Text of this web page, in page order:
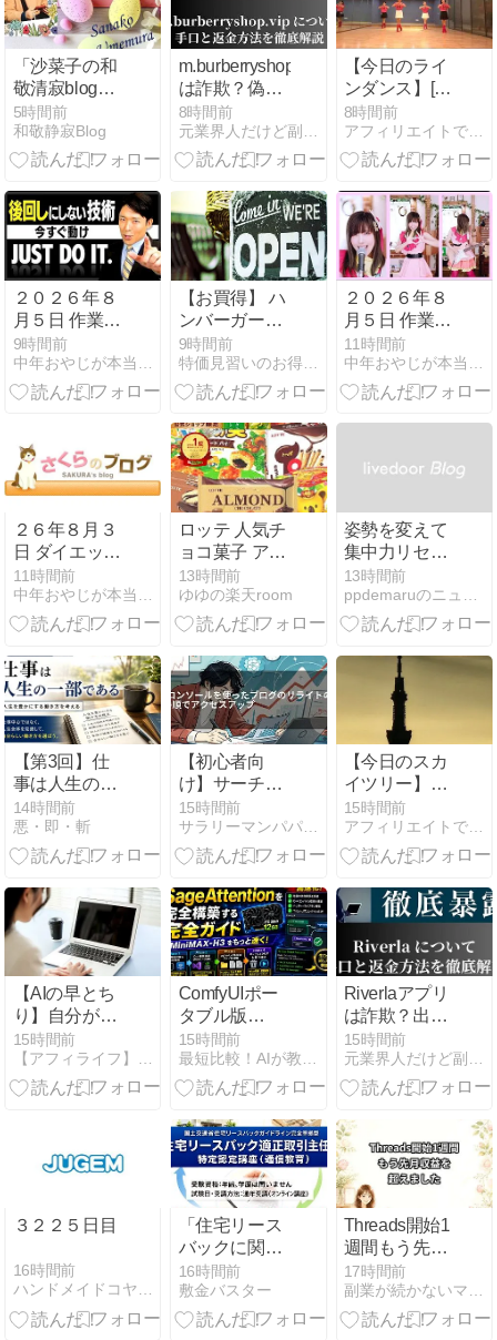
る一方
「沙菜子の和
敬清寂blog」
自己紹介
5時間前
和敬静寂Blog
m.burberryshop.vip
は詐欺？偽
BURBERRY
サイトで出金
できない悪質
暴露
8時間前
【今日のライ
ンダンス】[초
중급] I’D
LOVE YOU /
셔플 라인댄스/
8時間前
アフィリエイトで月収３５０万円！
２０２６年８
月５日 作業報
告
9時間前
【お買得】 ハ
ンバーガープ
レス アルミ製
直径11.8cm 木
製ハンドル シ
100枚付き パ
ティメーカー
ミートプレス
1セット 999円
9時間前
特価見習いのお得情報マルシェ
２０２６年８
月５日 作業中
報告
11時間前
２６年８月３
日 ダイエット
１０６日目
Season４ Day
１６
11時間前
ロッテ 人気チ
ョコ菓子 アソ
ートセット
13時間前
ゆゆの楽天room
姿勢を変えて
集中力リセッ
ト！電動昇降
デスクの威力
13時間前
【第3回】仕
事は人生の一
部である｜人
生を豊かにす
る働き方を考
14時間前
悪・即・斬
【初心者向
け】サーチコ
ンソールを使
ったブログの
リライトのや
手順でアクセ
スアップ
15時間前
サラリーマンパパのブログ
【今日のスカ
イツリー】
18:06～撮影
（2枚）
15時間前
アフィリエイトで月収３５０万円！
【AIの早とち
り】自分がや
ったことがな
いことをAIに
依頼する危険
かも
15時間前
ComfyUIポー
タブル版
（Windows）
SageAttention
完全構築ガイ
H3高速化・
LNK1181/Python.h
エラー解決】
15時間前
Riverlaアプリ
は詐欺？出金
できないと被
害続出！元業
者が暴露する
法
15時間前
３２２５日目
16時間前
ハンドメイドコヤマルアー
「住宅リース
バックに関す
るガイドライ
ン」の要点と
罰則・他業界
16時間前
敷金バスター
Threads開始1
週間もう先月
収益を超えま
した
17時間前